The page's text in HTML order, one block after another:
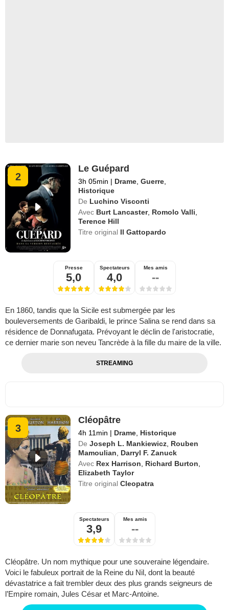
2
Le Guépard
3h 05min | Drame ,Guerre
Historique
De Luchino Visconti
Avec Burt Lancaster, Romolo Valli
Terence Hill
Titre original Il Gattopardo
Presse
5,0
Spectateurs
4,0
Mes amis
--
En 1860, tandis que la Sicile est submergée par les
bouleversements de Garibaldi, le prince Salina se rend dans sa
résidence de Donnafugata. Prévoyant le déclin de l'aristocratie,
ce dernier marie son neveu Tancrède à la fille du maire de la ville.
STREAMING
3
Cléopâtre
4h 11min | Drame Historique
De Joseph L. Mankiewicz Rouben
Mamoulian
Darryl F. Zanuck
Avec Rex Harrison Richard Burton
Elizabeth Taylor
Titre originalCleopatra
Spectateurs
3,9
Mes amis
--
Cléopâtre. Un nom mythique pour une souveraine légendaire.
Voici le fabuleux portrait de la Reine du Nil, dont la beauté
dévastatrice a fait trembler deux des plus grands seigneurs de
l’Empire romain, Jules César et Marc-Antoine.